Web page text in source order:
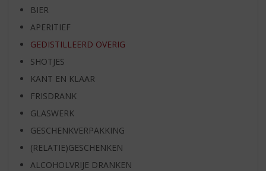
BIER
APERITIEF
GEDISTILLEERD OVERIG
SHOTJES
KANT EN KLAAR
FRISDRANK
GLASWERK
GESCHENKVERPAKKING
(RELATIE)GESCHENKEN
ALCOHOLVRIJE DRANKEN